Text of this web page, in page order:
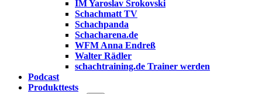
IM Yaroslav Srokovski
Schachmatt TV
Schachpanda
Schacharena.de
WFM Anna Endreß
Walter Rädler
schachtraining.de Trainer werden
Podcast
Produkttests